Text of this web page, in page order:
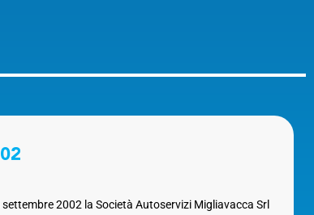
settembre 2002 la Società Autoservizi Migliavacca Srl